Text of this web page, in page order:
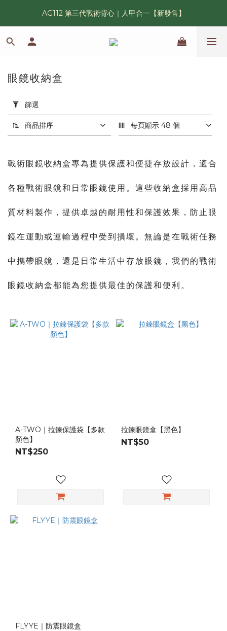
漢光42 傲骨紀念臂章｜滿 6500 贈送一片！
AG112 第三代戰術背心｜人甲合一【新發售】
鯊魚鰭圓邊帽｜高透氣、會呼吸的戰術奔尼帽
用
篩
選
(0/20)
軍
警
與
勤
位
陸
眼鏡收納盒
篩選
商品排序 每頁顯示 48 個
戰術眼鏡收納盒專為提供保護和便捷存放設計，適合
各種戰術眼鏡和日常眼鏡使用。這些收納盒採用高品
質材料製作，提供卓越的耐用性和保護效果，防止眼
鏡在運動或運輸過程中受到損壞。無論是在戰術任務
中攜帶眼鏡，還是日常生活中存放眼鏡，我們的戰術
眼鏡收納盒都能為您提供最佳的保護和便利。
A-TWO｜拉鍊保護袋【多款
顏色】
NT$250
拉鍊眼鏡盒【黑色】
NT$50
FLYYE｜防震眼鏡盒